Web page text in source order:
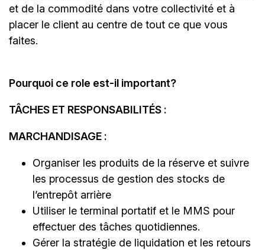
et de la commodité dans votre collectivité et à
placer le client au centre de tout ce que vous
faites.
Pourquoi ce role est-il important?
TÂCHES ET RESPONSABILITÉS :
MARCHANDISAGE :
Organiser les produits de la réserve et suivre
les processus de gestion des stocks de
l’entrepôt arrière
Utiliser le terminal portatif et le MMS pour
effectuer des tâches quotidiennes.
Gérer la stratégie de liquidation et les retours